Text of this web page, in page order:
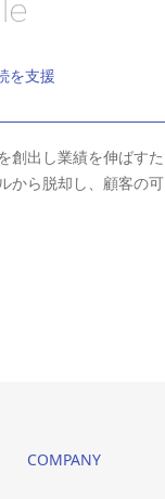
を支援
創出し業績を伸ばすた
から脱却し、顧客の可
COMPANY